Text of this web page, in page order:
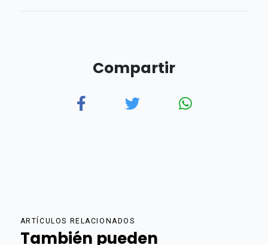
Compartir
ARTÍCULOS RELACIONADOS
También pueden